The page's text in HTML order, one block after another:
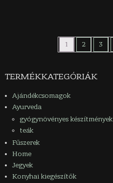
1 2 3
TERMÉKKATEGÓRIÁK
Ajándékcsomagok
Ayurveda
gyógynövényes készítmények
teák
Fűszerek
Home
Jegyek
Konyhai kiegészítők